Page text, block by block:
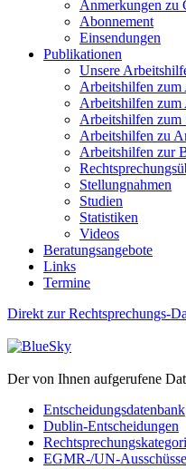
Anmerkungen zu
Abonnement
Einsendungen
Publikationen
Unsere
Arbeitshilfen zum
Arbeitshilfen zum
Arbeitshilfen zum
Arbeitshilfen zu
Arbeitshilfen zur
Stellungnahmen
Studien
Statistiken
Videos
Beratungsangebote
Links
Termine
Direkt zur Rechtsprechungs-
Der von Ihnen aufgerufene
Entscheidungsdatenbank
Dublin-Entscheidungen
EGMR-/UN-Ausschüsse